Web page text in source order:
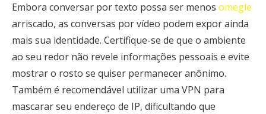
Embora conversar por texto possa ser menos omegle
arriscado, as conversas por vídeo podem expor ainda
mais sua identidade. Certifique-se de que o ambiente
ao seu redor não revele informações pessoais e evite
mostrar o rosto se quiser permanecer anônimo.
Também é recomendável utilizar uma VPN para
mascarar seu endereço de IP, dificultando que